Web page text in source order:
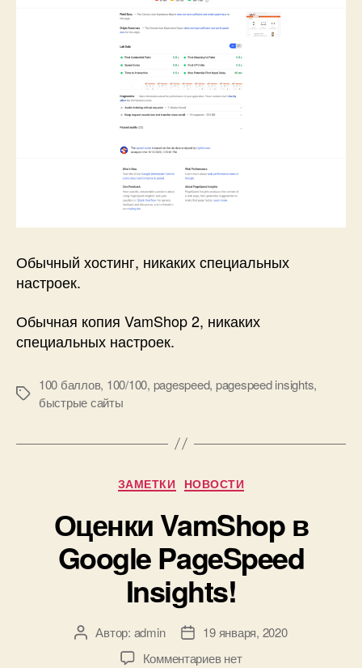
Обычный хостинг, никаких специальных
настроек.
Обычная копия VamShop 2, никаких
специальных настроек.
Метки
100 баллов, 100/100, pagespeed, pagespeed insights,
быстрые сайты
Рубрики
ЗАМЕТКИ НОВОСТИ
Оценки VamShop в
Google PageSpeed
Insights!
АвторАвтор: admin
Дата19 января, 2020
Комментариевк
нет